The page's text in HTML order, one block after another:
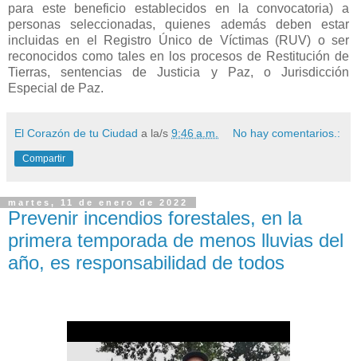
para este beneficio establecidos en la convocatoria) a
personas seleccionadas, quienes además deben estar
incluidas en el Registro Único de Víctimas (RUV) o ser
reconocidos como tales en los procesos de Restitución de
Tierras, sentencias de Justicia y Paz, o Jurisdicción
Especial de Paz.
El Corazón de tu Ciudad a la/s 9:46 a.m. No hay comentarios.:
Compartir
martes, 11 de enero de 2022
Prevenir incendios forestales, en la
primera temporada de menos lluvias del
año, es responsabilidad de todos